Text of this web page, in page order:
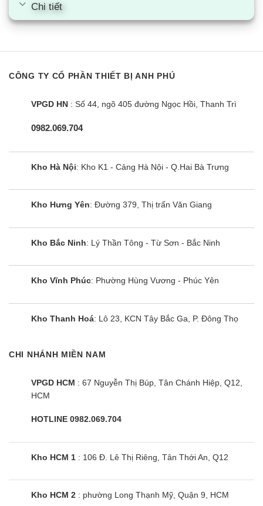
Chi tiết
CÔNG TY CỔ PHẦN THIẾT BỊ ANH PHÚ
VPGD HN : Số 44, ngõ 405 đường Ngọc Hồi, Thanh Trì
0982.069.704
Kho Hà Nội: Kho K1 - Cảng Hà Nội - Q.Hai Bà Trưng
Kho Hưng Yên: Đường 379, Thị trấn Văn Giang
Kho Bắc Ninh: Lý Thần Tông - Từ Sơn - Bắc Ninh
Kho Vĩnh Phúc: Phường Hùng Vương - Phúc Yên
Kho Thanh Hoá: Lô 23, KCN Tây Bắc Ga, P. Đông Thọ
CHI NHÁNH MIỀN NAM
VPGD HCM : 67 Nguyễn Thị Búp, Tân Chánh Hiệp, Q12,
HCM
HOTLINE 0982.069.704
Kho HCM 1 : 106 Đ. Lê Thị Riêng, Tân Thới An, Q12
Kho HCM 2 : phường Long Thạnh Mỹ, Quận 9, HCM